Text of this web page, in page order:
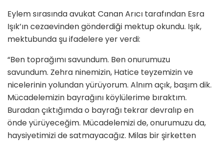
Eylem sırasında avukat Canan Arıcı tarafından Esra
Işık’ın cezaevinden gönderdiği mektup okundu. Işık,
mektubunda şu ifadelere yer verdi:
“Ben toprağımı savundum. Ben onurumuzu
savundum. Zehra ninemizin, Hatice teyzemizin ve
nicelerinin yolundan yürüyorum. Alnım açık, başım dik.
Mücadelemizin bayrağını köylülerime bıraktım.
Buradan çıktığımda o bayrağı tekrar devralıp en
önde yürüyeceğim. Mücadelemizi de, onurumuzu da,
haysiyetimizi de satmayacağız. Milas bir şirketten